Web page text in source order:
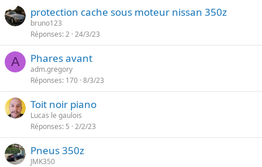
protection cache sous moteur nissan 350z
bruno123
Réponses 2 24/3/23
A Phares avant
adm.gregory
Réponses 170 8/3/23
Toit noir piano
Lucas le gaulois
Réponses 5 2/2/23
Pneus 350z
JMK350